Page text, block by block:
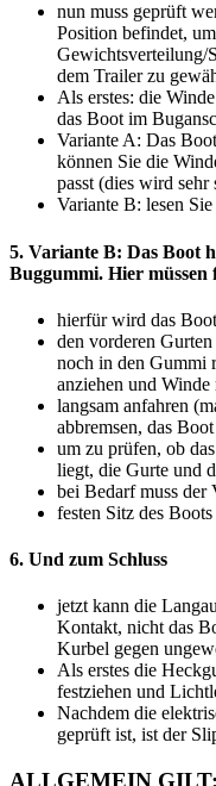
nun muss geprüft
Position befindet,
Gewichtsverteilung/
dem Trailer zu
Als erstes: die
das Boot im
Variante A: Das
können Sie die
passt (dies wird sehr
Variante B: lesen
5. Variante B: Das Boot
Buggummi. Hier müssen
hierfür wird das
den vorderen
noch in den Gummi
anziehen und
langsam anfahren
abbremsen, das
um zu prüfen, ob
liegt, die Gurte und
bei Bedarf muss der
festen Sitz des
6. Und zum Schluss
jetzt kann die
Kontakt, nicht das
Kurbel gegen
Als erstes die
festziehen und
Nachdem die
geprüft ist, ist der
ALLGEMEIN GILT: